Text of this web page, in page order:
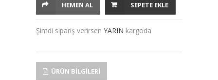
HEMEN AL SEPETE EKLE
Şimdi sipariş verirsen YARIN kargoda
ÜRÜN BILGILERI